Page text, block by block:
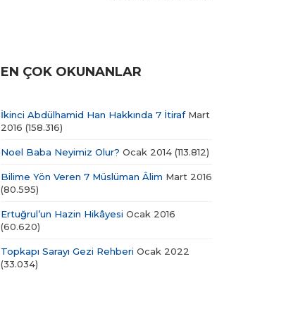
EN ÇOK OKUNANLAR
İkinci Abdülhamid Han Hakkında 7 İtirafMart
2016 (158.316)
Noel Baba Neyimiz Olur? Ocak 2014 (113.812)
Bilime Yön Veren 7 Müslüman Âlim Mart 2016
(80.595)
Ertuğrul’un Hazin Hikâyesi Ocak 2016
(60.620)
Topkapı Sarayı Gezi Rehberi Ocak 2022
(33.034)